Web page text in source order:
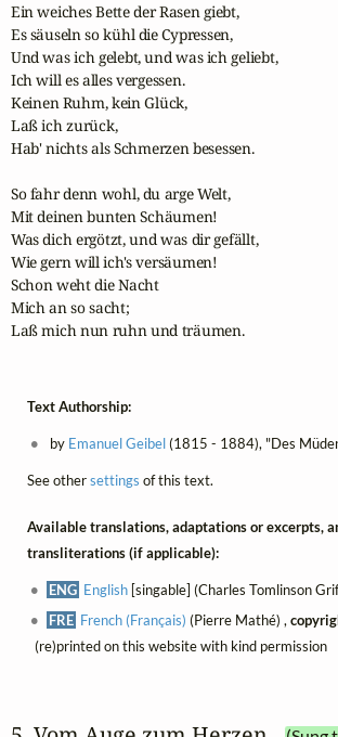
Ein weiches Bette der Rasen giebt,
Es säuseln so kühl die Cypressen,
Und was ich gelebt, und was ich geliebt,
Ich will es alles vergessen.
Keinen Ruhm, kein Glück,
Laß ich zurück,
Hab' nichts als Schmerzen besessen.
So fahr denn wohl, du arge Welt,
Mit deinen bunten Schäumen!
Was dich ergötzt, und was dir gefällt,
Wie gern will ich's versäumen!
Schon weht die Nacht
Mich an so sacht;
Laß mich nun ruhn und träumen.
Text Authorship:
by Emanuel Geibel(1815 - 1884), "Des
See othersettings of this text.
Available translations, adaptations or excerpts,
transliterations (if applicable):
ENG English [singable] (Charles Tomlinson
FRE French (Français) (Pierre Mathé) ,
(re)printed on this website with kind permission